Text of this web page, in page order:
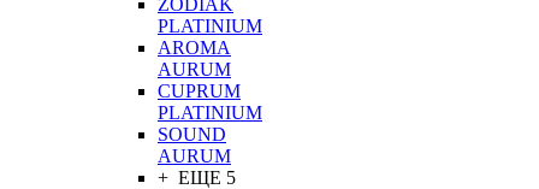
ZODIAK
PLATINIUM
AROMA
AURUM
CUPRUM
PLATINIUM
SOUND
AURUM
+ ЕЩЕ 5